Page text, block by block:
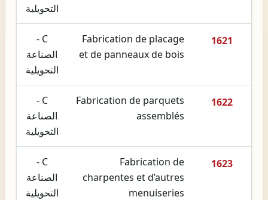
التحويلية
1621
Fabrication de placage
et de panneaux de bois
C -
الصناعة
التحويلية
1622
Fabrication de parquets
assemblés
C -
الصناعة
التحويلية
1623
Fabrication de
charpentes et d’autres
menuiseries
C -
الصناعة
التحويلية